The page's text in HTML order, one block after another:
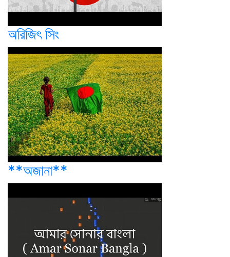
অরিজিৎ সিং
**অজানা**